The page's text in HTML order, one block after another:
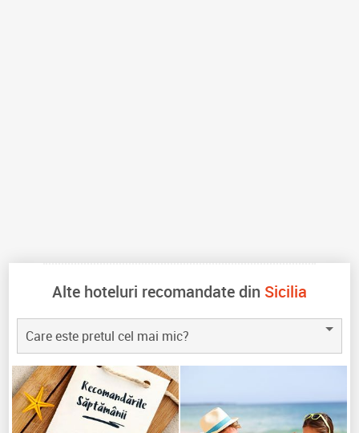
Alte hoteluri recomandate din Sicilia
Care este pretul cel mai mic?